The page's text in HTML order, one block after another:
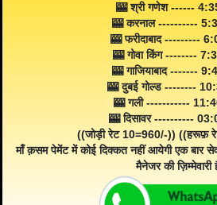
🎰 श्री गणेश ------
🎰 करनाल ----------
🎰 फरीदाबाद ---------
🎰 गोवा किंग --------
🎰 गाजियाबाद -------
🎰 दुबई गोल्ड --------
🎰 गली -----------
🎰 दिसावर ----------
((जोड़ी रेट 10=960/-)) ((हरूफ़
माँ क़सम पेमेंट में कोई दिक्कत नहीं आयेगी एक बार
मैनेजर की ज़िम्मेवारी